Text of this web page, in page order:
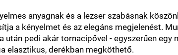
anyagnak és a lezser szabásnak
a kényelmet és az elegáns megjelenést.
után pedi akár tornacipővel - egyszerűen egy
elasztikus, derékban megköthető.